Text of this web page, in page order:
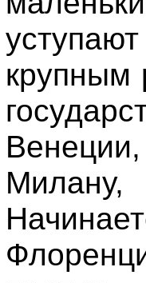
крупным